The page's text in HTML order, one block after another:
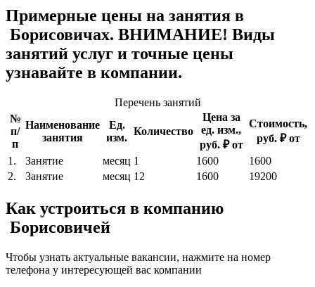
Примерные цены на занятия в
Борисовичах. ВНИМАНИЕ! Виды
занятий услуг и точные цены
узнавайте в компании.
Перечень занятий
№
п/
п
Наименование
занятия
Ед.
изм.
Количество
Цена за
ед. изм.,
руб. ₽ от
Стоимость,
руб. ₽ от
1.
Занятие месяц 1 1600
1600
2.
Занятие месяц 12 1600 19200
Как устроиться в компанию
Борисовичей
Чтобы узнать актуальные вакансии, нажмите на номер
телефона у интересующей вас компании